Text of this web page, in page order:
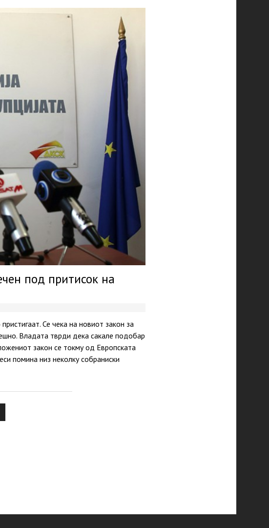
под притисок на
Се чека на новиот закон за
Владата тврди дека сакале подобар
закон се токму од Европската
помина низ неколку собраниски